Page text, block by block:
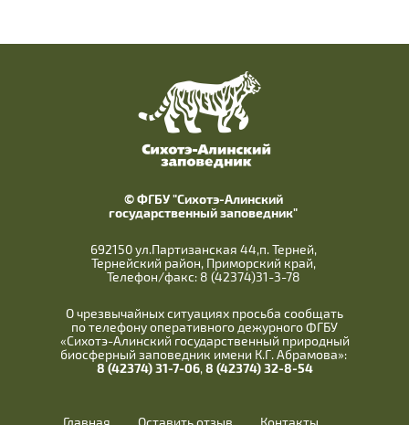
© ФГБУ "Сихотэ-Алинский
государственный заповедник"
692150 ул.Партизанская 44,п. Терней,
Тернейский район, Приморский край,
Телефон/факс: 8 (42374)31-3-78
О чрезвычайных ситуациях просьба сообщать
по телефону оперативного дежурного ФГБУ
«Сихотэ-Алинский государственный природный
биосферный заповедник имени К.Г. Абрамова»:
8 (42374) 31-7-06,8 (42374) 32-8-54
Главная Оставить отзыв Контакты